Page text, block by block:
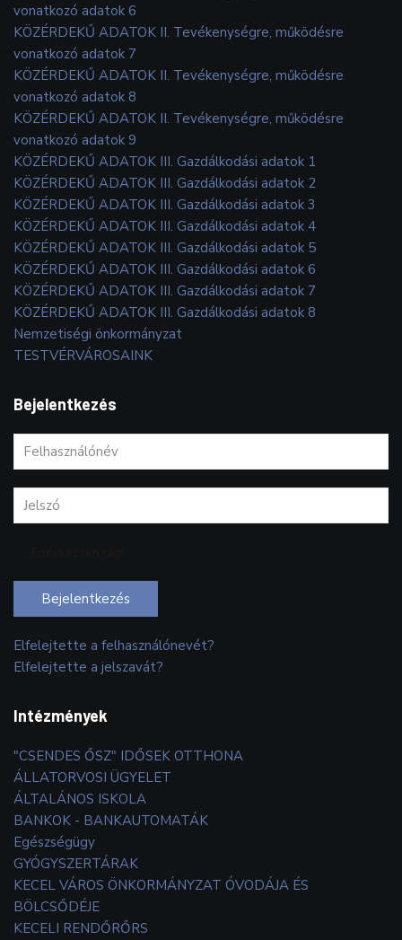
vonatkozó adatok 6
KÖZÉRDEKŰ ADATOK II. Tevékenységre, működésre
vonatkozó adatok 7
KÖZÉRDEKŰ ADATOK II. Tevékenységre, működésre
vonatkozó adatok 8
KÖZÉRDEKŰ ADATOK II. Tevékenységre, működésre
vonatkozó adatok 9
KÖZÉRDEKŰ ADATOK III. Gazdálkodási adatok 1
KÖZÉRDEKŰ ADATOK III. Gazdálkodási adatok 2
KÖZÉRDEKŰ ADATOK III. Gazdálkodási adatok 3
KÖZÉRDEKŰ ADATOK III. Gazdálkodási adatok 4
KÖZÉRDEKŰ ADATOK III. Gazdálkodási adatok 5
KÖZÉRDEKŰ ADATOK III. Gazdálkodási adatok 6
KÖZÉRDEKŰ ADATOK III. Gazdálkodási adatok 7
KÖZÉRDEKŰ ADATOK III. Gazdálkodási adatok 8
Nemzetiségi önkormányzat
TESTVÉRVÁROSAINK
Bejelentkezés
Bejelentkezés
Elfelejtette a felhasználónevét?
Elfelejtette a jelszavát?
Intézmények
"CSENDES ŐSZ" IDŐSEK OTTHONA
ÁLLATORVOSI ÜGYELET
ÁLTALÁNOS ISKOLA
BANKOK - BANKAUTOMATÁK
Egészségügy
GYÓGYSZERTÁRAK
KECEL VÁROS ÖNKORMÁNYZAT ÓVODÁJA ÉS
BÖLCSŐDÉJE
KECELI RENDŐRŐRS